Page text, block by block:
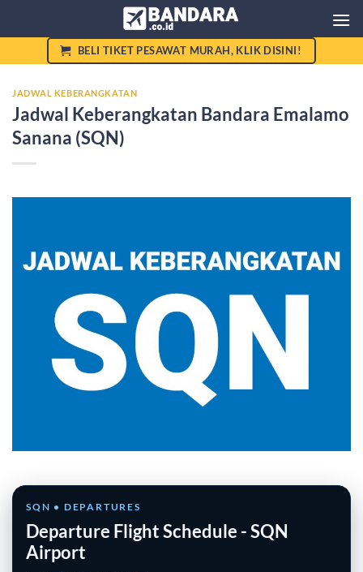
BELI TIKET PESAWAT MURAH, KLIK DISINI!
JADWAL KEBERANGKATAN
Jadwal Keberangkatan Bandara Emalamo
Sanana (SQN)
SQN • DEPARTURES
Departure Flight Schedule - SQN
Airport